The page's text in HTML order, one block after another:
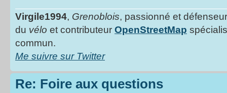
Virgile1994, Grenoblois, passionné et
du vélo et contributeur OpenStreetMap
commun.
Me suivre sur Twitter
Re: Foire aux questions